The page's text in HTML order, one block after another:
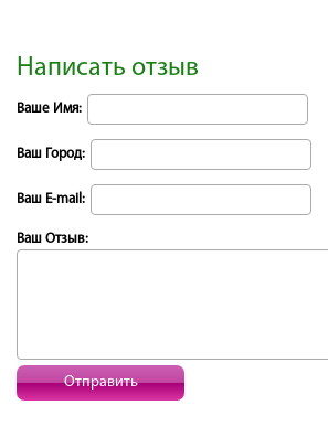
Написать отзыв
Ваше Имя:
Ваш Город:
Ваш E-mail:
Ваш Отзыв:
Отправить